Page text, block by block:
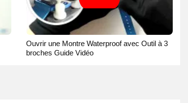
Ouvrir une Montre Waterproof avec Outil à 3
broches Guide Vidéo